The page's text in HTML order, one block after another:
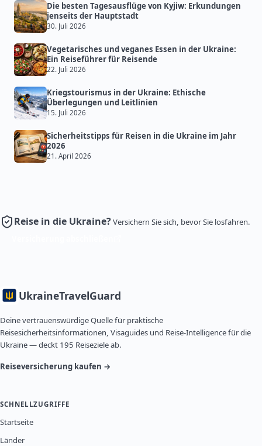
Die besten Tagesausflüge von Kyjiw: Erkundungen
jenseits der Hauptstadt
30. Juli 2026
Vegetarisches und veganes Essen in der Ukraine:
Ein Reiseführer für Reisende
22. Juli 2026
Kriegstourismus in der Ukraine: Ethische
Überlegungen und Leitlinien
15. Juli 2026
Sicherheitstipps für Reisen in die Ukraine im Jahr
2026
21. April 2026
Reise in die Ukraine?Versichern Sie sich, bevor Sie losfahren.
UkraineTravelGuard
Deine vertrauenswürdige Quelle für praktische
Reisesicherheitsinformationen, Visaguides und Reise-Intelligence für die
Ukraine — deckt 195 Reiseziele ab.
Reiseversicherung kaufen →
SCHNELLZUGRIFFE
Startseite
Länder